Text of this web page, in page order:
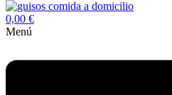
0,00 €
Menú